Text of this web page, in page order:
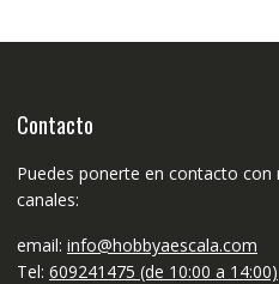
Contacto
Puedes ponerte en contacto
canales:
email: info@hobbyaescala.com
Tel: 609241475 (de 10:00 a 14:00)